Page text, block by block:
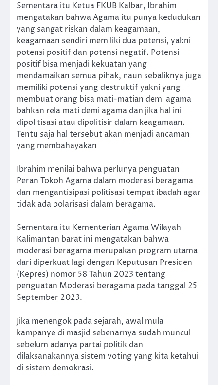
Sementara itu Ketua FKUB Kalbar, Ibrahim
mengatakan bahwa Agama itu punya kedudukan
yang sangat riskan dalam keagamaan,
keagamaan sendiri memiliki dua potensi, yakni
potensi positif dan potensi negatif. Potensi
positif bisa menjadi kekuatan yang
mendamaikan semua pihak, naun sebaliknya juga
memiliki potensi yang destruktif yakni yang
membuat orang bisa mati-matian demi agama
bahkan rela mati demi agama dan jika hal ini
dipolitisasi atau dipolitisir dalam keagamaan.
Tentu saja hal tersebut akan menjadi ancaman
yang membahayakan
Ibrahim menilai bahwa perlunya penguatan
Peran Tokoh Agama dalam moderasi beragama
dan mengantisipasi politisasi tempat ibadah agar
tidak ada polarisasi dalam beragama.
Sementara itu Kementerian Agama Wilayah
Kalimantan barat ini mengatakan bahwa
moderasi beragama merupakan program utama
dari diperkuat lagi dengan Keputusan Presiden
(Kepres) nomor 58 Tahun 2023 tentang
penguatan Moderasi beragama pada tanggal 25
September 2023.
Jika menengok pada sejarah, awal mula
kampanye di masjid sebenarnya sudah muncul
sebelum adanya partai politik dan
dilaksanakannya sistem voting yang kita ketahui
di sistem demokrasi.